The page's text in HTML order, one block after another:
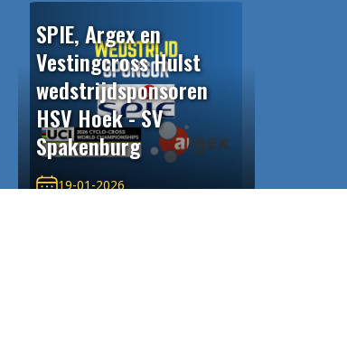
SPIE, Argex en
Vestingcross Hulst
wedstrijdsponsoren
HSV Hoek - SV
Spakenburg
19-01-2026